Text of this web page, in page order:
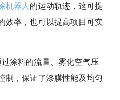
机器人 的运动轨迹，这可提
效率，也可以提高项目可实
涂料的流量、雾化空气压
制，保证了漆膜性能及均匀